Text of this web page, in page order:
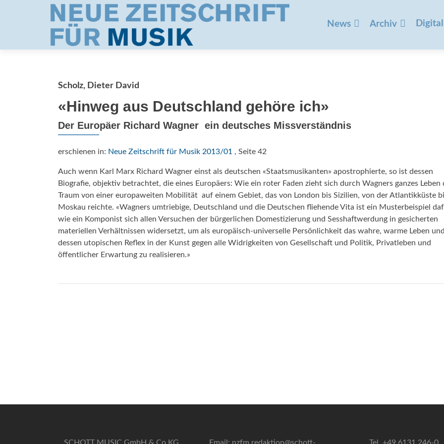
springen
News Archiv Digital
Scholz, Dieter David
«Hinweg aus Deutschland gehöre ich»
Der Europäer Richard Wagner  ein deutsches Missverständnis
erschienen in: Neue Zeitschrift für Musik 2013/01 , Seite 42
Auch wenn Karl Marx Richard Wagner einst als deutschen «Staatsmusikanten» apostrophierte, so ist dessen
Biografie, objektiv betrachtet, die eines Europäers: Wie ein roter Faden zieht sich durch Wagners ganzes Leben
Traum von einer europaweiten Mobilität  auf einem Gebiet, das von London bis Sizilien, von der Atlantikküste
Moskau reichte. «Wagners umtriebige, Deutschland und die Deutschen fliehende Vita ist ein Musterbeispiel
wie ein Komponist sich allen Versuchen der bürgerlichen Domestizierung und Sesshaftwerdung in gesicherten
materiellen Verhältnissen widersetzt, um als europäisch-universelle Persönlichkeit das wahre, warme Leben und
dessen utopischen Reflex in der Kunst gegen alle Widrigkeiten von Gesellschaft und Politik, Privatleben und
öffentlicher Erwartung zu realisieren.»